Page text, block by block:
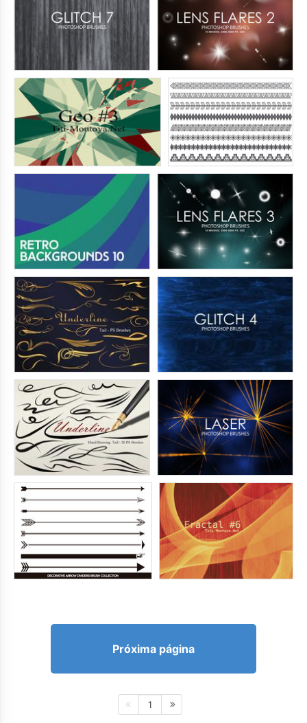
Próxima página
1